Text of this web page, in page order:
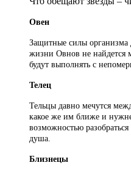
Овен
Защитные силы организма
жизни Овнов не найдется
будут выполнять с
Телец
Тельцы давно мечутся
какое же им ближе и
возможностью
душа.
Близнецы